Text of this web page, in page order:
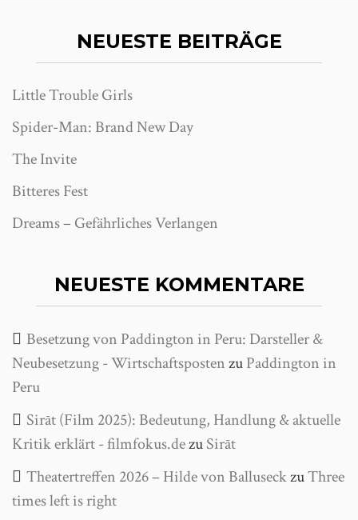
NEUESTE BEITRÄGE
Little Trouble Girls
Spider-Man: Brand New Day
The Invite
Bitteres Fest
Dreams – Gefährliches Verlangen
NEUESTE KOMMENTARE
Besetzung von Paddington in Peru: Darsteller &
Neubesetzung - WirtschaftspostenzuPaddington in
Peru
Sirāt (Film 2025): Bedeutung, Handlung & aktuelle
Kritik erklärt - filmfokus.dezuSirāt
Theatertreffen 2026 – Hilde von BalluseckzuThree
times left is right